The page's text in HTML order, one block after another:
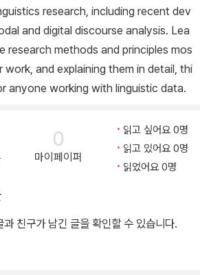
research, including recent dev
and digital discourse analysis. Lea
research methods and principles mos
and explaining them in detail, thi
anyone working with linguistic data.
0
마이페이퍼
읽고 싶어요 0명
읽고 있어요 0명
읽었어요 0명
친구가 남긴 글을 확인할 수 있습니다.